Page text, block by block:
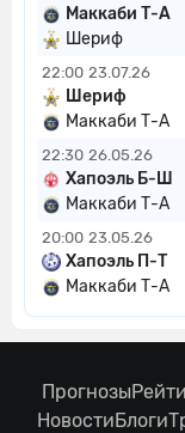
Маккаби Т-А
Шериф
22:00 23.07.26
Шериф
Маккаби Т-А
22:30 26.05.26
Хапоэль Б-Ш
Маккаби Т-А
20:00 23.05.26
Хапоэль П-Т
Маккаби Т-А
Прогнозы
НовостиБлоги